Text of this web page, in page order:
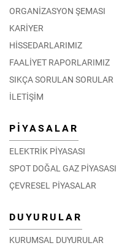
ORGANİZASYON ŞEMASI
KARİYER
HİSSEDARLARIMIZ
FAALİYET RAPORLARIMIZ
SIKÇA SORULAN SORULAR
İLETİŞİM
PİYASALAR
ELEKTRİK PİYASASI
SPOT DOĞAL GAZ PİYASASI
ÇEVRESEL PİYASALAR
DUYURULAR
KURUMSAL DUYURULAR